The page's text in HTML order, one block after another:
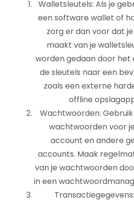
Walletsleutels: Als je
een software wallet of
zorg er dan voor dat
maakt van je
worden gedaan door
de sleutels naar een
zoals een externe
offline
Wachtwoorden:
wachtwoorden voor
account en andere
accounts. Maak
van je wachtwoorden
in een